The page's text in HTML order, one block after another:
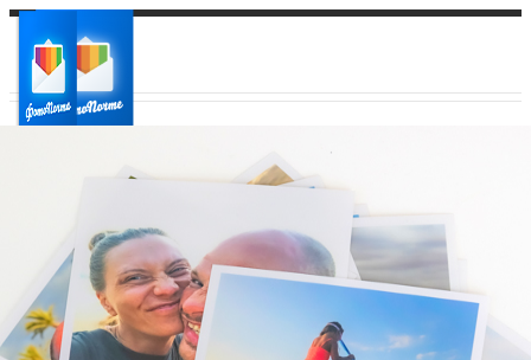
Ваш регион доставки
Выберите из списка: